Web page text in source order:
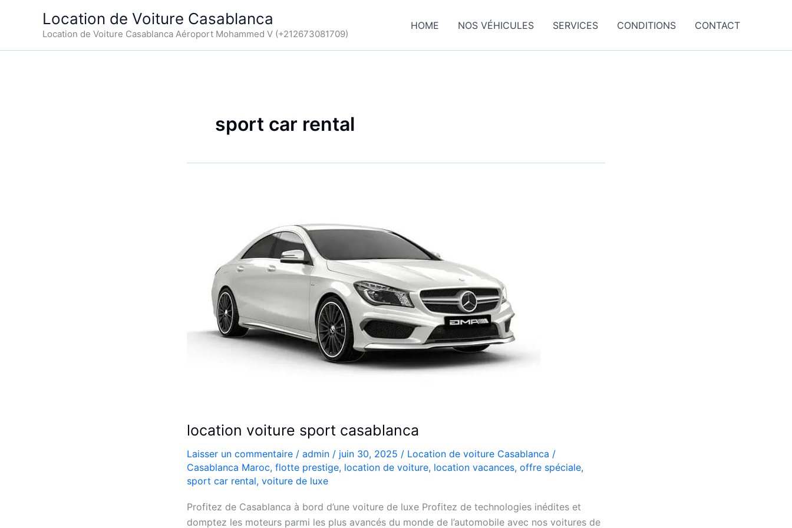
Location de Voiture Casablanca
Location de Voiture Casablanca Aéroport Mohammed V (+212673081709)
HOME NOS VÉHICULES SERVICES CONDITIONS CONTACT
sport car rental
location voiture sport casablanca
Laisser un commentaire / admin / juin 30, 2025 / Location de voiture Casablanca /
Casablanca Maroc, flotte prestige, location de voiture, location vacances, offre spéciale,
sport car rental, voiture de luxe
Profitez de Casablanca à bord d’une voiture de luxe Profitez de technologies inédites et
domptez les moteurs parmi les plus avancés du monde de l’automobile avec nos voitures de